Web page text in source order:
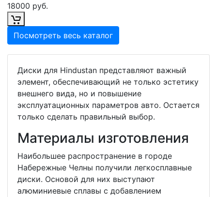
18000 руб.
Посмотреть весь каталог
Диски для Hindustan представляют важный
элемент, обеспечивающий не только эстетику
внешнего вида, но и повышение
эксплуатационных параметров авто. Остается
только сделать правильный выбор.
Материалы изготовления
Наибольшее распространение в городе
Набережные Челны получили легкосплавные
диски. Основой для них выступают
алюминиевые сплавы с добавлением